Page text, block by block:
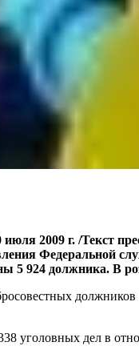
июля 2009 г. /Текст
Федеральной
5 924 должника. В
уголовных дел в